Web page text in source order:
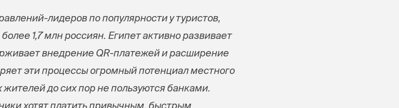
лидеров по популярности у туристов,
1,7 млн россиян. Египет активно развивает
внедрение QR-платежей и расширение
эти процессы огромный потенциал местного
до сих пор не пользуются банками.
хотят платить привычным, быстрым